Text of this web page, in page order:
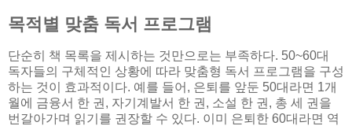
목적별 맞춤 독서 프로그램
단순히 책 목록을 제시하는 것만으로는 부족하다. 50~60대
독자들의 구체적인 상황에 따라 맞춤형 독서 프로그램을 구성
하는 것이 효과적이다. 예를 들어, 은퇴를 앞둔 50대라면 1개
월에 금융서 한 권, 자기계발서 한 권, 소설 한 권, 총 세 권을
번갈아가며 읽기를 권장할 수 있다. 이미 은퇴한 60대라면 역